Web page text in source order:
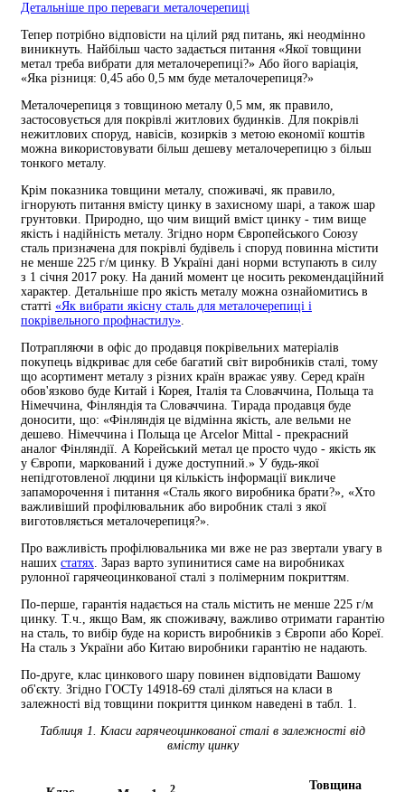
Детальніше про переваги металочерепиці
Тепер потрібно відповісти на цілий ряд питань, які неодмінно
виникнуть. Найбільш часто задається питання «Якої товщини
метал треба вибрати для металочерепиці?» Або його варіація,
«Яка різниця: 0,45 або 0,5 мм буде металочерепиця?»
Металочерепиця з товщиною металу 0,5 мм, як правило,
застосовується для покрівлі житлових будинків. Для покрівлі
нежитлових споруд, навісів, козирків з метою економії коштів
можна використовувати більш дешеву металочерепицю з більш
тонкого металу.
Крім показника товщини металу, споживачі, як правило,
ігнорують питання вмісту цинку в захисному шарі, а також шар
грунтовки. Природно, що чим вищий вміст цинку - тим вище
якість і надійність металу. Згідно норм Європейського Союзу
сталь призначена для покрівлі будівель і споруд повинна містити
не менше 225 г/м цинку. В Україні дані норми вступають в силу
з 1 січня 2017 року. На даний момент це носить рекомендаційний
характер. Детальніше про якість металу можна ознайомитись в
статті «Як вибрати якісну сталь для металочерепиці і
покрівельного профнастилу».
Потрапляючи в офіс до продавця покрівельних матеріалів
покупець відкриває для себе багатий світ виробників сталі, тому
що асортимент металу з різних країн вражає уяву. Серед країн
обов'язково буде Китай і Корея, Італія та Словаччина, Польща та
Німеччина, Фінляндія та Словаччина. Тирада продавця буде
доносити, що: «Фінляндія це відмінна якість, але вельми не
дешево. Німеччина і Польща це Arcelor Mittal - прекрасний
аналог Фінляндії. А Корейський метал це просто чудо - якість як
у Європи, маркований і дуже доступний.» У будь-якої
непідготовленої людини ця кількість інформації викличе
запаморочення і питання «Сталь якого виробника брати?», «Хто
важливіший профілювальник або виробник сталі з якої
виготовляється металочерепиця?».
Про важливість профілювальника ми вже не раз звертали увагу в
наших статях. Зараз варто зупинитися саме на виробниках
рулонної гарячеоцинкованої сталі з полімерним покриттям.
По-перше, гарантія надається на сталь містить не менше 225 г/м
цинку. Т.ч., якщо Вам, як споживачу, важливо отримати гарантію
на сталь, то вибір буде на користь виробників з Європи або Кореї.
На сталь з України або Китаю виробники гарантію не надають.
По-друге, клас цинкового шару повинен відповідати Вашому
об'єкту. Згідно ГОСТу 14918-69 сталі діляться на класи в
залежності від товщини покриття цинком наведені в табл. 1.
Таблиця 1. Класи гарячеоцинкованої сталі в залежності від
вмісту цинку
Товщина